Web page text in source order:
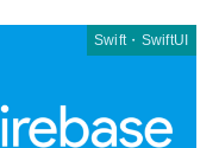
Swift・SwiftUI